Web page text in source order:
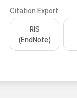
Citation Export
RIS
(EndNote)